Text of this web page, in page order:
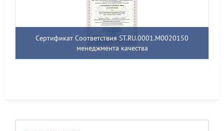
Сертификат Соответствия ST.RU.0001.M0020150
менеджмента качества